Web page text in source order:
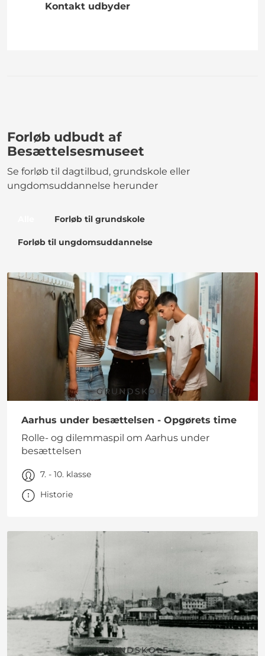
Kontakt udbyder
Forløb udbudt af
Besættelsesmuseet
Se forløb til dagtilbud, grundskole eller
ungdomsuddannelse herunder
Forløb til grundskole
Forløb til ungdomsuddannelse
GRUNDSKOLE
Aarhus under besættelsen - Opgørets time
Rolle- og dilemmaspil om Aarhus under
besættelsen
7. - 10. klasse
Historie
GRUNDSKOLE